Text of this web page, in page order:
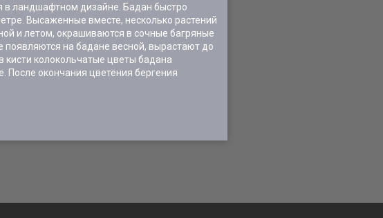
в ландшафтном дизайне. Бадан быстро
Высаженные вместе, несколько растений
и летом, окрашиваются в сочные багряные
на бадане весной, вырастают до
кисти колокольчатые цветы бадана
После окончания цветения бергения